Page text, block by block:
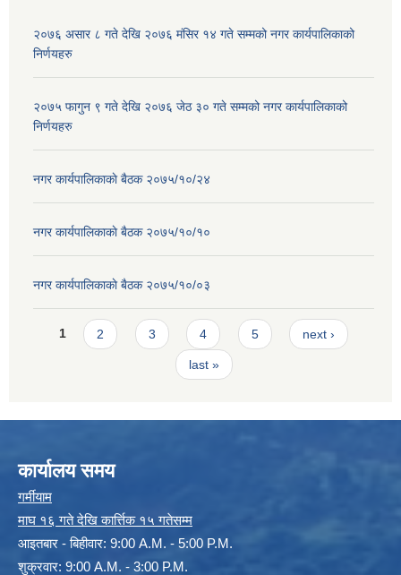
२०७६ असार ८ गते देखि २०७६ मंसिर १४ गते सम्मको नगर कार्यपालिकाको
निर्णयहरु
२०७५ फागुन ९ गते देखि २०७६ जेठ ३० गते सम्मको नगर कार्यपालिकाको
निर्णयहरु
नगर कार्यपालिकाकाे बैठक २०७५/१०/२४
नगर कार्यपालिकाकाे बैठक २०७५/१०/१०
नगर कार्यपालिकाकाे बैठक २०७५/१०/०३
Pages
1 2 3 4 5 next ›
last »
कार्यालय समय
गर्मीयाम
माघ १६ गते देखि कार्त्तिक १५ गतेसम्म
आइतबार - बिहीवार: 9:00 A.M. - 5:00 P.M.
शुक्रवार: 9:00 A.M. - 3:00 P.M.